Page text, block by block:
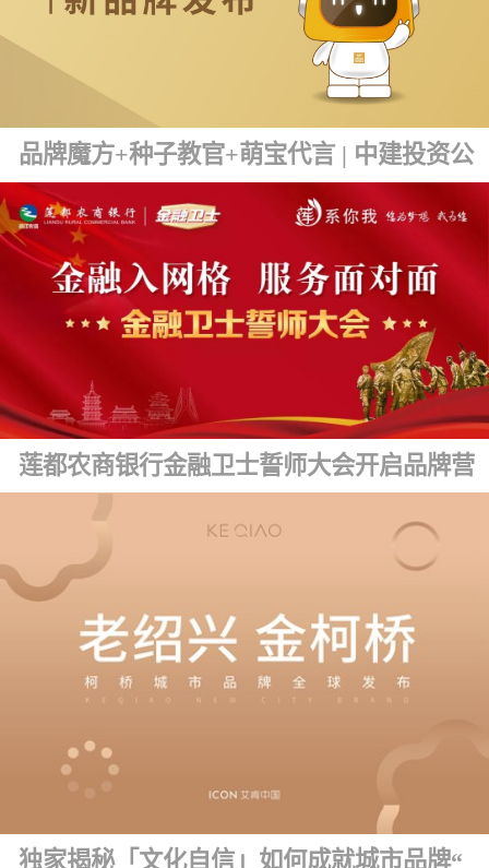
品牌魔方+种子教官+萌宝代言 | 中建投资公司品牌文化发布
莲都农商银行金融卫士誓师大会开启品牌营销新篇章